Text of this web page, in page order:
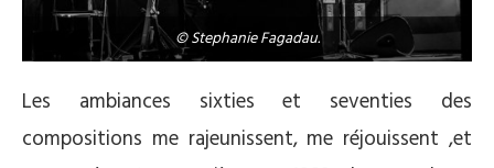
© Stephanie Fagadau.
Les ambiances sixties et seventies des
compositions me rajeunissent, me réjouissent ,et